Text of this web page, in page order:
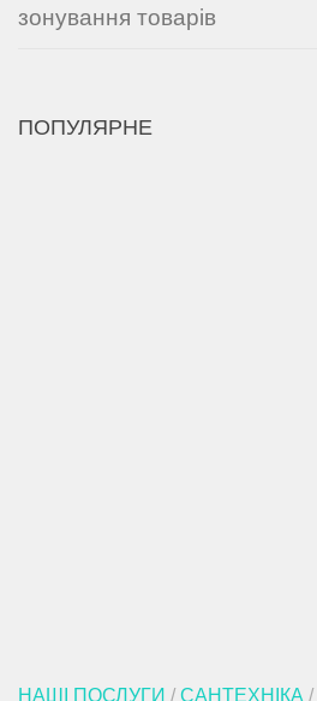
зонування товарів
ПОПУЛЯРНЕ
НАШІ ПОСЛУГИ / САНТЕХНІКА /